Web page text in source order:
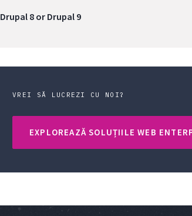
Drupal 8 or Drupal 9
VREI SĂ LUCREZI CU NOI?
EXPLOREAZĂ SOLUȚIILE WEB